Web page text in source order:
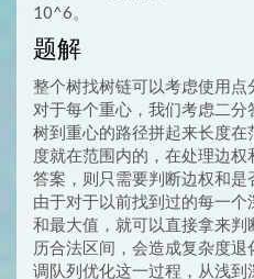
10^6。
题解
整个树找树链可以考虑使用点
对于每个重心，我们考虑二
树到重心的路径拼起来长度
度就在范围内的，在处理边
答案，则只需要判断边权和是
由于对于以前找到过的每一
和最大值，就可以直接拿来
历合法区间，会造成复杂度
调队列优化这一过程，从浅